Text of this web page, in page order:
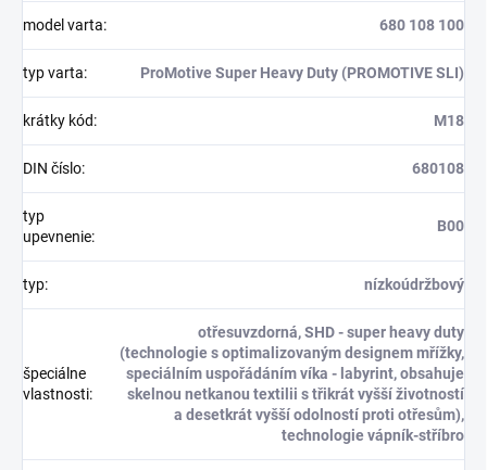
model varta: 680 108 100
typ varta: ProMotive Super Heavy Duty (PROMOTIVE SLI)
krátky kód: M18
DIN číslo: 680108
typ
upevnenie:
B00
typ: nízkoúdržbový
špeciálne
vlastnosti:
otřesuvzdorná, SHD - super heavy duty
(technologie s optimalizovaným designem mřížky,
speciálním uspořádáním víka - labyrint, obsahuje
skelnou netkanou textilii s třikrát vyšší životností
a desetkrát vyšší odolností proti otřesům),
technologie vápník-stříbro